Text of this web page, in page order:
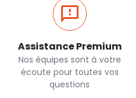
Assistance Premium
Nos équipes sont à votre
écoute pour toutes vos
questions